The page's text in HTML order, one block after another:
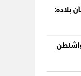
بلاده: